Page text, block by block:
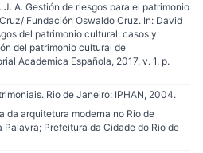
J. A. Gestión de riesgos para el patrimonio
Fundación Oswaldo Cruz. In: David
del patrimonio cultural: casos y
del patrimonio cultural de
Academica Española, 2017, v. 1, p.
Rio de Janeiro: IPHAN, 2004.
da arquitetura moderna no Rio de
Prefeitura da Cidade do Rio de